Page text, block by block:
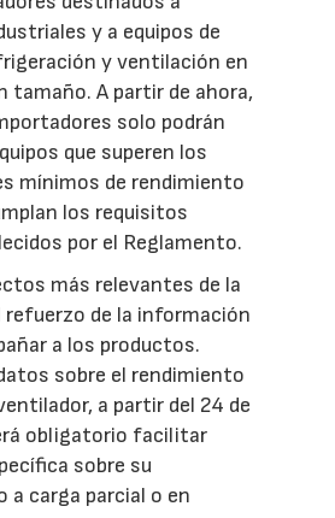
y a equipos de
y ventilación en
tamaño. A partir de ahora,
solo podrán
que superen los
mínimos de rendimiento
los requisitos
por el Reglamento.
más relevantes de la
de la información
a los productos.
sobre el rendimiento
a partir del 24 de
obligatorio facilitar
sobre su
carga parcial o en